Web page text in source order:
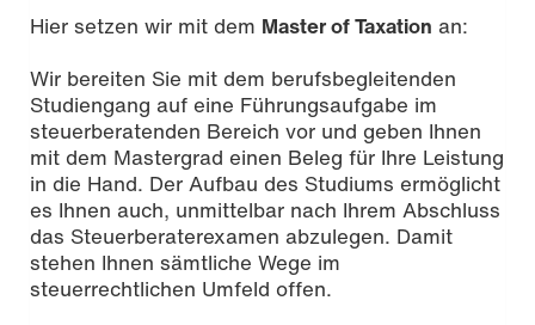
Hier setzen wir mit dem Master of Taxation an:
Wir bereiten Sie mit dem berufsbegleitenden
Studiengang auf eine Führungsaufgabe im
steuerberatenden Bereich vor und geben Ihnen
mit dem Mastergrad einen Beleg für Ihre Leistung
in die Hand. Der Aufbau des Studiums ermöglicht
es Ihnen auch, unmittelbar nach Ihrem Abschluss
das Steuerberaterexamen abzulegen. Damit
stehen Ihnen sämtliche Wege im
steuerrechtlichen Umfeld offen.